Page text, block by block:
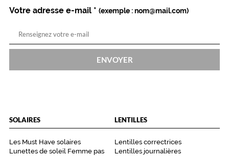
Votre adresse e-mail * (exemple : nom@mail.com)
ENVOYER
SOLAIRES
Les Must Have solaires
Lunettes de soleil Femme pas
LENTILLES
Lentilles correctrices
Lentilles journalières